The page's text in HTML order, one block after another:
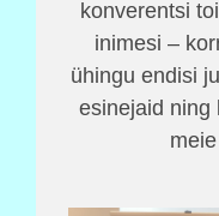
konverentsi
inimesi –
ühingu endisi
esinejaid ning